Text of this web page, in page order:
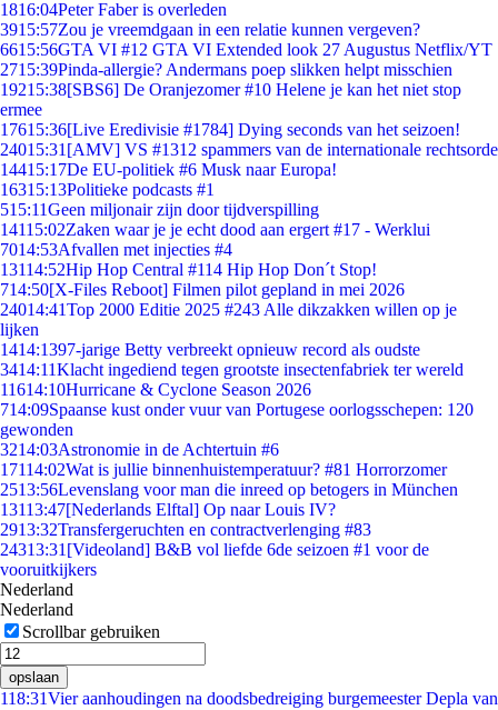
1816:04Peter Faber is overleden
3915:57Zou je vreemdgaan in een relatie kunnen vergeven?
6615:56GTA VI #12 GTA VI Extended look 27 Augustus Netflix/YT
2715:39Pinda-allergie? Andermans poep slikken helpt misschien
19215:38[SBS6] De Oranjezomer #10 Helene je kan het niet stop
ermee
17615:36[Live Eredivisie #1784] Dying seconds van het seizoen!
24015:31 [AMV] VS #1312 spammers van de internationale rechtsorde
14415:17De EU-politiek #6 Musk naar Europa!
16315:13Politieke podcasts #1
515:11Geen miljonair zijn door tijdverspilling
14115:02Zaken waar je je echt dood aan ergert #17 - Werklui
7014:53Afvallen met injecties #4
13114:52Hip Hop Central #114 Hip Hop Don´t Stop!
714:50[X-Files Reboot] Filmen pilot gepland in mei 2026
24014:41Top 2000 Editie 2025 #243 Alle dikzakken willen op je
lijken
1414:1397-jarige Betty verbreekt opnieuw record als oudste
3414:11Klacht ingediend tegen grootste insectenfabriek ter wereld
11614:10Hurricane & Cyclone Season 2026
714:09Spaanse kust onder vuur van Portugese oorlogsschepen: 120
gewonden
3214:03Astronomie in de Achtertuin #6
17114:02Wat is jullie binnenhuistemperatuur? #81 Horrorzomer
2513:56Levenslang voor man die inreed op betogers in München
13113:47[Nederlands Elftal] Op naar Louis IV?
2913:32Transfergeruchten en contractverlenging #83
24313:31 [Videoland] B&B vol liefde 6de seizoen #1 voor de
vooruitkijkers
Nederland
Nederland
Scrollbar gebruiken
opslaan
118:31Vier aanhoudingen na doodsbedreiging burgemeester Depla van